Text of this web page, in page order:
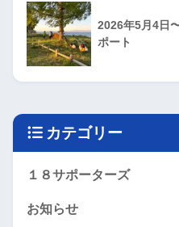
2026年5月4日
ポート
カテゴリー
１８サポーターズ
お知らせ